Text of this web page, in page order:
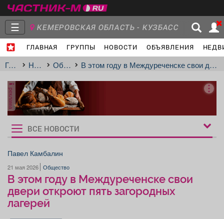
☰ КЕМЕРОВСКАЯ ОБЛАСТЬ - КУЗБАСС
ГЛАВНАЯ ГРУППЫ НОВОСТИ ОБЪЯВЛЕНИЯ
Главная
Группы
Объявления Недвижимость Услуги
Работа Транспорт
ГлавнаяНовостиОбщество В этом году в Междуреченске свои двери откроют пять загородных лагерей
реклама
Рукбрики
новостей
ВСЕ НОВОСТИ
Павел Камбалин
21 мая 2026 Общество
В этом году в Междуреченске свои
двери откроют пять загородных
лагерей